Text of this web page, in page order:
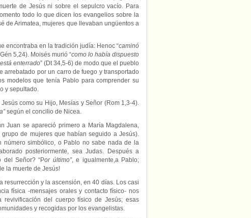
de Jesús ni sobre el sepulcro vacío. Para
todo lo que dicen los evangelios sobre la
de Arimatea, mujeres que llevaban ungüentos a
encontraba en la tradición judía: Henoc “caminó
5,24). Moisés murió “como lo había dispuesto
enterrado” (Dt 34,5-6) de modo que el pueblo
arrebatado por un carro de fuego y transportado
modelos que tenía Pablo para comprender su
y sepultado.
como su Hijo, Mesías y Señor (Rom 1,3-4).
según el concilio de Nicea.
Juan se apareció primero a María Magdalena,
de mujeres que habían seguido a Jesús).
número simbólico, o Pablo no sabe nada de la
posteriormente, sea Judas. Después a
del Señor? “Por último”, e igualmente,a Pablo;
la muerte de Jesús!
resurrección y la ascensión, en 40 días. Los casi
física -mensajes orales y contacto físico- nos
del cuerpo físico de Jesús; esas
y recogidas por los evangelistas.